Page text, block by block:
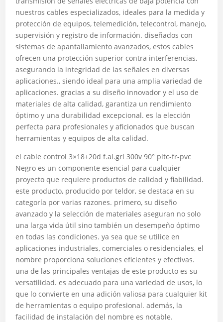
nuestros cables especializados, ideales para la medida y
protección de equipos, telemedición, telecontrol, manejo,
supervisión y registro de información. diseñados con
sistemas de apantallamiento avanzados, estos cables
ofrecen una protección superior contra interferencias,
asegurando la integridad de las señales en diversas
aplicaciones., siendo ideal para una amplia variedad de
aplicaciones. gracias a su diseño innovador y el uso de
materiales de alta calidad, garantiza un rendimiento
óptimo y una durabilidad excepcional. es la elección
perfecta para profesionales y aficionados que buscan
herramientas y equipos de alta calidad.
el cable control 3×18+20d f.al.grl 300v 90° pltc-fr-pvc
Negro es un componente esencial para cualquier
proyecto que requiere productos de calidad y fiabilidad.
este producto, producido por teldor, se destaca en su
categoría por varias razones. primero, su diseño
avanzado y la selección de materiales aseguran no solo
una larga vida útil sino también un desempeño óptimo
en todas las condiciones. ya sea que se utilice en
aplicaciones industriales, comerciales o residenciales, el
nombre proporciona soluciones eficientes y efectivas.
una de las principales ventajas de este producto es su
versatilidad. es adecuado para una variedad de usos, lo
que lo convierte en una adición valiosa para cualquier kit
de herramientas o equipo profesional. además, la
facilidad de instalación del nombre es notable.